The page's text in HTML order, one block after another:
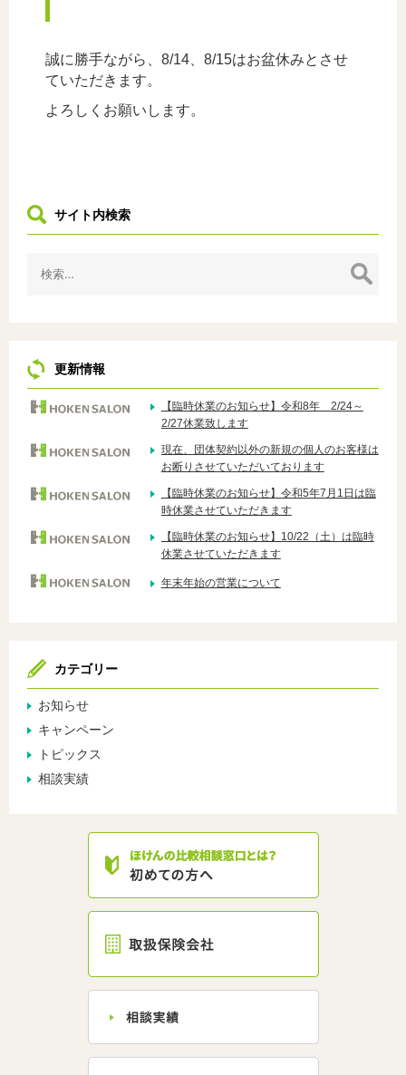
誠に勝手ながら、8/14、8/15はお盆休みとさせ
ていただきます。
よろしくお願いします。
サイト内検索
索:
更新情報
【臨時休業のお知らせ】令和8年 2/24～
2/27休業致します
現在、団体契約以外の新規の個人のお客様は
お断りさせていただいております
【臨時休業のお知らせ】令和5年7月1日は臨
時休業させていただきます
【臨時休業のお知らせ】10/22（土）は臨時
休業させていただきます
年末年始の営業について
カテゴリー
お知らせ
キャンペーン
トピックス
相談実績